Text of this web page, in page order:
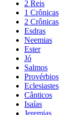
2 Reis
1 Crônicas
2 Crônicas
Esdras
Neemias
Ester
Jó
Salmos
Provérbios
Eclesiastes
Cânticos
Isaías
Jeremias